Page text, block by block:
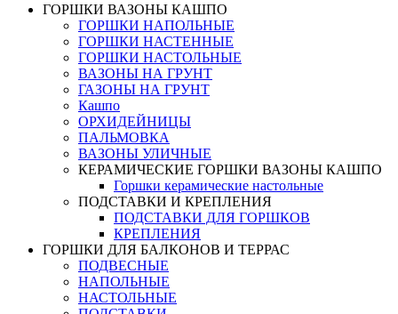
ГОРШКИ ВАЗОНЫ КАШПО
ГОРШКИ НАПОЛЬНЫЕ
ГОРШКИ НАСТЕННЫЕ
ГОРШКИ НАСТОЛЬНЫЕ
ВАЗОНЫ НА ГРУНТ
ГАЗОНЫ НА ГРУНТ
Кашпо
ОРХИДЕЙНИЦЫ
ПАЛЬМОВКА
ВАЗОНЫ УЛИЧНЫЕ
КЕРАМИЧЕСКИЕ ГОРШКИ ВАЗОНЫ КАШПО
Горшки керамические настольные
ПОДСТАВКИ И КРЕПЛЕНИЯ
ПОДСТАВКИ ДЛЯ ГОРШКОВ
КРЕПЛЕНИЯ
ГОРШКИ ДЛЯ БАЛКОНОВ И ТЕРРАС
ПОДВЕСНЫЕ
НАПОЛЬНЫЕ
НАСТОЛЬНЫЕ